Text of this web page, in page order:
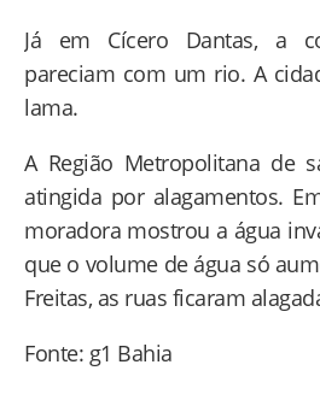
Já em Cícero Dantas, a
pareciam com um rio. A
lama.
A Região Metropolitana de
atingida por alagamentos.
moradora mostrou a água
que o volume de água só
Freitas, as ruas ficaram
Fonte: g1 Bahia